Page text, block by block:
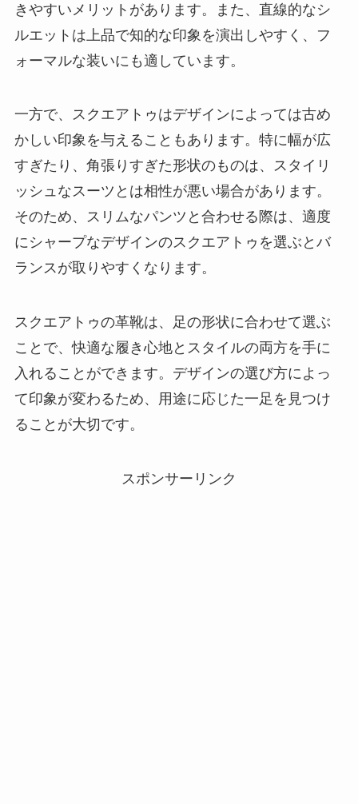
きやすいメリットがあります。また、直線的なシ
ルエットは上品で知的な印象を演出しやすく、フ
ォーマルな装いにも適しています。
一方で、スクエアトゥはデザインによっては古め
かしい印象を与えることもあります。特に幅が広
すぎたり、角張りすぎた形状のものは、スタイリ
ッシュなスーツとは相性が悪い場合があります。
そのため、スリムなパンツと合わせる際は、適度
にシャープなデザインのスクエアトゥを選ぶとバ
ランスが取りやすくなります。
スクエアトゥの革靴は、足の形状に合わせて選ぶ
ことで、快適な履き心地とスタイルの両方を手に
入れることができます。デザインの選び方によっ
て印象が変わるため、用途に応じた一足を見つけ
ることが大切です。
スポンサーリンク